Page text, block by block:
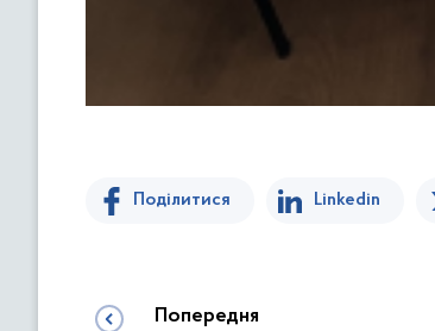
Поділитися Linkedin
Попередня